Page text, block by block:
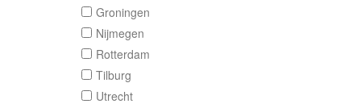
Verstuur je bericht
Door een bericht te sturen kom je in contact met de
aanbieder of makelaar van de woning.
Groningen
Nijmegen
Rotterdam
Tilburg
Utrecht